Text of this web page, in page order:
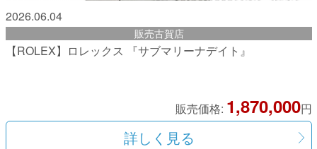
2026.06.04
販売古賀店
【ROLEX】ロレックス 『サブマリーナデイト』
販売価格: 1,870,000円
詳しく見る